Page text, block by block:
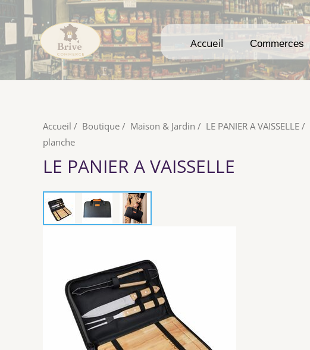
Accueil Commerces
Accueil Commerces
Accueil / Boutique / Maison & Jardin / LE PANIER A VAISSELLE /
planche
LE PANIER A VAISSELLE